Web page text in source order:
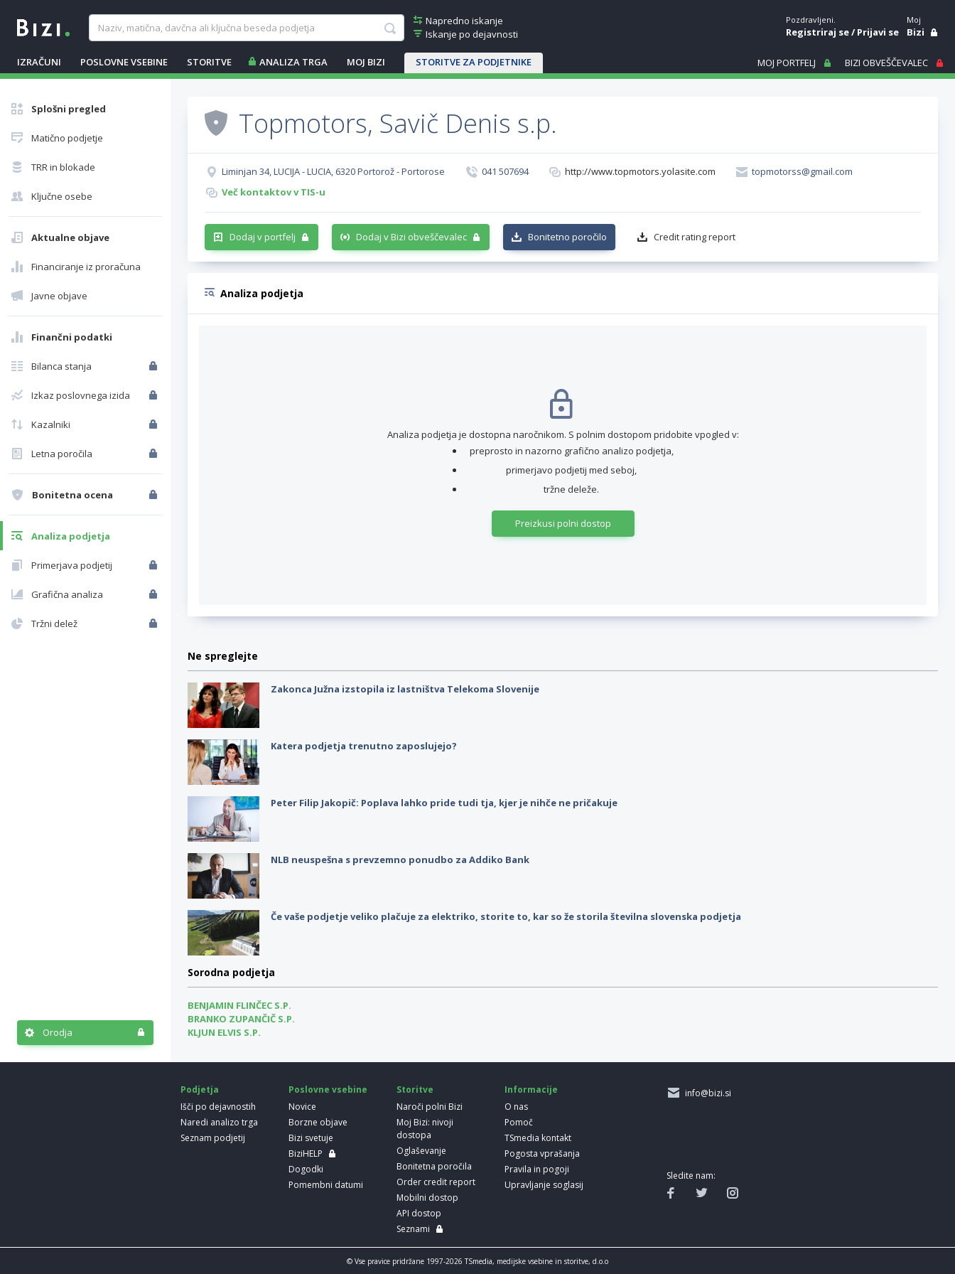
Napredno iskanje
Iskanje po dejavnosti
IZRAČUNI POSLOVNE VSEBINE STORITVE ANALIZA TRGA MOJ BIZI STORITVE ZA PODJETNIKE
Pozdravljeni.
Registriraj se/Prijavi se
Moj
Bizi
MOJ PORTFELJ BIZI OBVEŠČEVALEC
Splošni pregled
Matično podjetje
TRR in blokade
Ključne osebe
Aktualne objave
Financiranje iz proračuna
Javne objave
Finančni podatki
Bilanca stanja
Izkaz poslovnega izida
Kazalniki
Letna poročila
Bonitetna ocena
Analiza podjetja
Primerjava podjetij
Grafična analiza
Tržni delež
Orodja
Topmotors, Savič Denis s.p.
Liminjan 34, LUCIJA - LUCIA, 6320 Portorož - Portorose 041 507694 http://www.topmotors.yolasite.com
topmotorss@gmail.com
Več kontaktov v TIS-u
Dodaj v portfelj Dodaj v Bizi obveščevalec Bonitetno poročilo Credit rating report
Analiza podjetja
Analiza podjetja je dostopna naročnikom. S polnim dostopom pridobite vpogled v:
preprosto in nazorno grafično analizo podjetja,
primerjavo podjetij med seboj,
tržne deleže.
Preizkusi polni dostop
Ne spreglejte
Zakonca Južna izstopila iz lastništva Telekoma Slovenije
Katera podjetja trenutno zaposlujejo?
Peter Filip Jakopič: Poplava lahko pride tudi tja, kjer je nihče ne pričakuje
NLB neuspešna s prevzemno ponudbo za Addiko Bank
Če vaše podjetje veliko plačuje za elektriko, storite to, kar so že storila številna slovenska podjetja
Sorodna podjetja
BENJAMIN FLINČEC S.P.
BRANKO ZUPANČIČ S.P.
KLJUN ELVIS S.P.
Podjetja
Išči po dejavnostih
Naredi analizo trga
Seznam podjetij
Poslovne vsebine
Novice
Borzne objave
Bizi svetuje
BiziHELP
Dogodki
Pomembni datumi
Storitve
Naroči polni Bizi
Moj Bizi: nivoji
dostopa
Oglaševanje
Bonitetna poročila
Order credit report
Mobilni dostop
API dostop
Seznami
Informacije
O nas
Pomoč
TSmedia kontakt
Pogosta vprašanja
Pravila in pogoji
Upravljanje soglasij
info@bizi.si
Sledite nam:
© Vse pravice pridržane 1997-2026 TSmedia, medijske vsebine in storitve, d.o.o